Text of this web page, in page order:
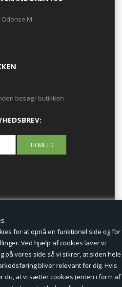
cookies.
for at opnå en funktionel side og for
Ved hjælp af cookies laver vi
på vores side så vi sikrer, at siden hele
bliver relevant for dig. Hvis
du, at vi sætter cookies (enten i form af
M
besøg i butikken